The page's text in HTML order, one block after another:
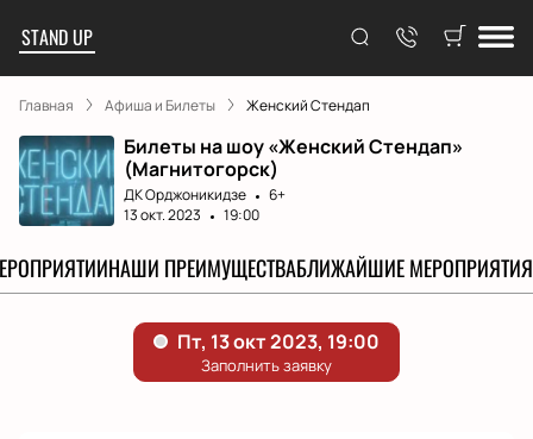
STAND UP
Главная Афиша и Билеты Женский Стендап
Билеты на шоу «Женский Стендап»
(Магнитогорск)
ДК Орджоникидзе
6+
13 окт. 2023
19:00
НАШИ ПРЕИМУЩЕСТВАБЛИЖАЙШИЕ МЕРОПРИЯТИЯ